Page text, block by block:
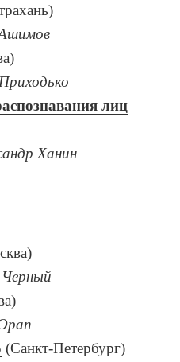
лиц
Ханин
Черный
(Санкт-Петербург)